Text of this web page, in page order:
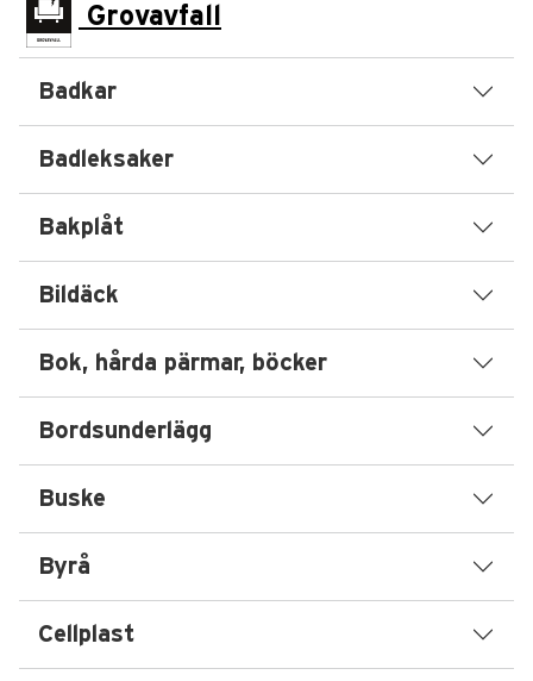
Grovavfall
Badkar
Badleksaker
Bakplåt
Bildäck
Bok, hårda pärmar, böcker
Bordsunderlägg
Buske
Byrå
Cellplast